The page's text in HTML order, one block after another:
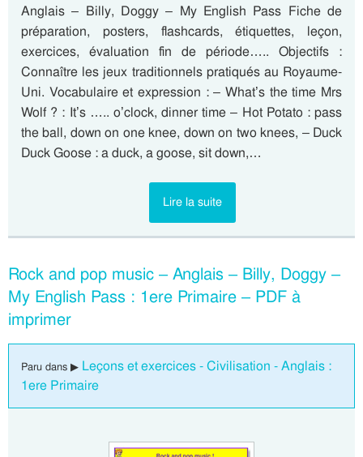
Anglais – Billy, Doggy – My English Pass Fiche de
préparation, posters, flashcards, étiquettes, leçon,
exercices, évaluation fin de période….. Objectifs :
Connaître les jeux traditionnels pratiqués au Royaume-
Uni. Vocabulaire et expression : – What’s the time Mrs
Wolf ? : It’s ….. o’clock, dinner time – Hot Potato : pass
the ball, down on one knee, down on two knees, – Duck
Duck Goose : a duck, a goose, sit down,…
Lire la suite
Rock and pop music – Anglais – Billy, Doggy –
My English Pass : 1ere Primaire – PDF à
imprimer
Paru dans ▶ Leçons et exercices - Civilisation - Anglais :
1ere Primaire